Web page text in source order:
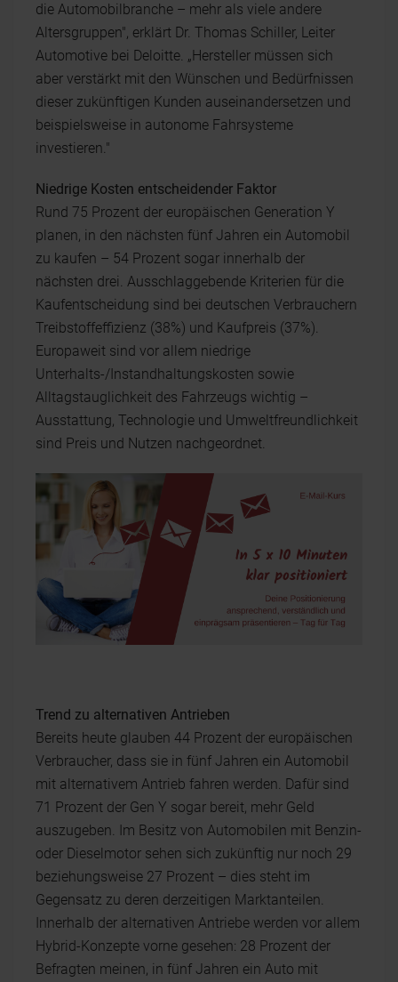
die Automobilbranche – mehr als viele andere
Altersgruppen", erklärt Dr. Thomas Schiller, Leiter
Automotive bei Deloitte. „Hersteller müssen sich
aber verstärkt mit den Wünschen und Bedürfnissen
dieser zukünftigen Kunden auseinandersetzen und
beispielsweise in autonome Fahrsysteme
investieren."
Niedrige Kosten entscheidender Faktor
Rund 75 Prozent der europäischen Generation Y
planen, in den nächsten fünf Jahren ein Automobil
zu kaufen – 54 Prozent sogar innerhalb der
nächsten drei. Ausschlaggebende Kriterien für die
Kaufentscheidung sind bei deutschen Verbrauchern
Treibstoffeffizienz (38%) und Kaufpreis (37%).
Europaweit sind vor allem niedrige
Unterhalts-/Instandhaltungskosten sowie
Alltagstauglichkeit des Fahrzeugs wichtig –
Ausstattung, Technologie und Umweltfreundlichkeit
sind Preis und Nutzen nachgeordnet.
Trend zu alternativen Antrieben
Bereits heute glauben 44 Prozent der europäischen
Verbraucher, dass sie in fünf Jahren ein Automobil
mit alternativem Antrieb fahren werden. Dafür sind
71 Prozent der Gen Y sogar bereit, mehr Geld
auszugeben. Im Besitz von Automobilen mit Benzin-
oder Dieselmotor sehen sich zukünftig nur noch 29
beziehungsweise 27 Prozent – dies steht im
Gegensatz zu deren derzeitigen Marktanteilen.
Innerhalb der alternativen Antriebe werden vor allem
Hybrid-Konzepte vorne gesehen: 28 Prozent der
Befragten meinen, in fünf Jahren ein Auto mit